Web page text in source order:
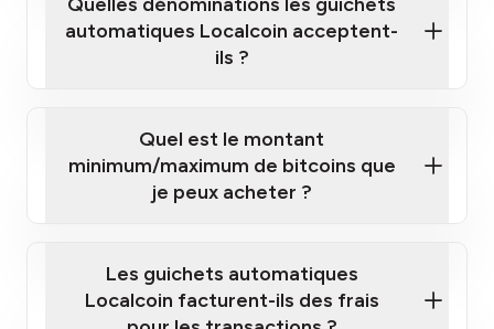
automatiques Localcoin acceptent-
ils ?
Quel est le montant
minimum/maximum de bitcoins que
je peux acheter ?
Les guichets automatiques
Localcoin facturent-ils des frais